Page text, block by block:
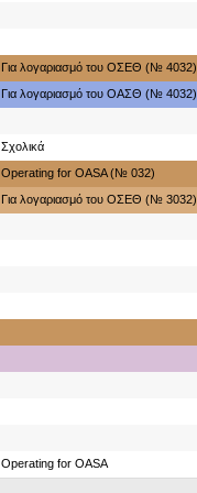
Για λογαριασμό του ΟΣΕΘ (№ 4032)
Για λογαριασμό του ΟΑΣΘ (№ 4032)
Σχολικά
Operating for OASA (№ 032)
Για λογαριασμό του ΟΣΕΘ (№ 3032)
Operating for OASA